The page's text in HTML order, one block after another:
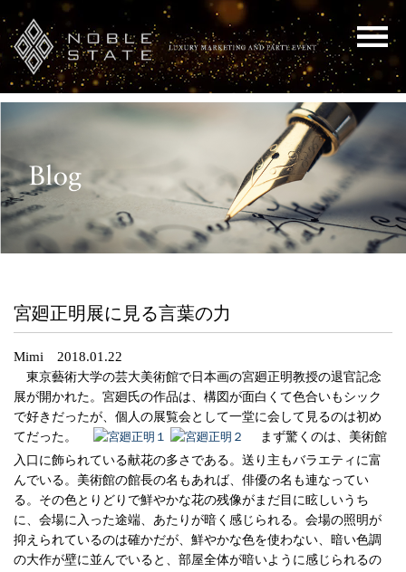
宮廻正明展に見る言葉の力
Mimi 2018.01.22
東京藝術大学の芸大美術館で日本画の宮廻正明教授の退官記念
展が開かれた。宮廻氏の作品は、構図が面白くて色合いもシック
で好きだったが、個人の展覧会として一堂に会して見るのは初め
てだった。
まず驚くのは、美術館
入口に飾られている献花の多さである。送り主もバラエティに富
んでいる。美術館の館長の名もあれば、俳優の名も連なってい
る。その色とりどりで鮮やかな花の残像がまだ目に眩しいうち
に、会場に入った途端、あたりが暗く感じられる。会場の照明が
抑えられているのは確かだが、鮮やかな色を使わない、暗い色調
の大作が壁に並んでいると、部屋全体が暗いように感じられるの